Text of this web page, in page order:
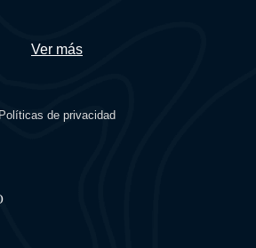
Ver más
Políticas de privacidad